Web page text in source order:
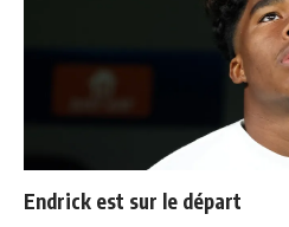
Endrick est sur le départ